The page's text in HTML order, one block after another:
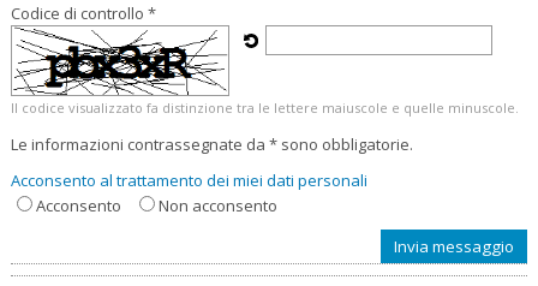
Codice di controllo *
Il codice visualizzato fa distinzione tra le lettere maiuscole e quelle minuscole.
Le informazioni contrassegnate da * sono obbligatorie.
Acconsento al trattamento dei miei dati personali
Acconsento
Non acconsento